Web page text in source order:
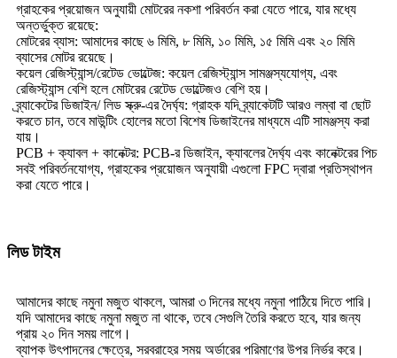
গ্রাহকের প্রয়োজন অনুযায়ী মোটরের নকশা পরিবর্তন করা যেতে পারে, যার মধ্যে
অন্তর্ভুক্ত রয়েছে:
মোটরের ব্যাস: আমাদের কাছে ৬ মিমি, ৮ মিমি, ১০ মিমি, ১৫ মিমি এবং ২০ মিমি
ব্যাসের মোটর রয়েছে।
কয়েল রেজিস্ট্যান্স/রেটেড ভোল্টেজ: কয়েল রেজিস্ট্যান্স সামঞ্জস্যযোগ্য, এবং
রেজিস্ট্যান্স বেশি হলে মোটরের রেটেড ভোল্টেজও বেশি হয়।
ব্র্যাকেটের ডিজাইন/ লিড স্ক্রু-এর দৈর্ঘ্য: গ্রাহক যদি ব্র্যাকেটটি আরও লম্বা বা ছোট
করতে চান, তবে মাউন্টিং হোলের মতো বিশেষ ডিজাইনের মাধ্যমে এটি সামঞ্জস্য করা
যায়।
PCB + ক্যাবল + কানেক্টর: PCB-র ডিজাইন, ক্যাবলের দৈর্ঘ্য এবং কানেক্টরের পিচ
সবই পরিবর্তনযোগ্য, গ্রাহকের প্রয়োজন অনুযায়ী এগুলো FPC দ্বারা প্রতিস্থাপন
করা যেতে পারে।
লিড টাইম
আমাদের কাছে নমুনা মজুত থাকলে, আমরা ৩ দিনের মধ্যে নমুনা পাঠিয়ে দিতে পারি।
যদি আমাদের কাছে নমুনা মজুত না থাকে, তবে সেগুলি তৈরি করতে হবে, যার জন্য
প্রায় ২০ দিন সময় লাগে।
ব্যাপক উৎপাদনের ক্ষেত্রে, সরবরাহের সময় অর্ডারের পরিমাণের উপর নির্ভর করে।